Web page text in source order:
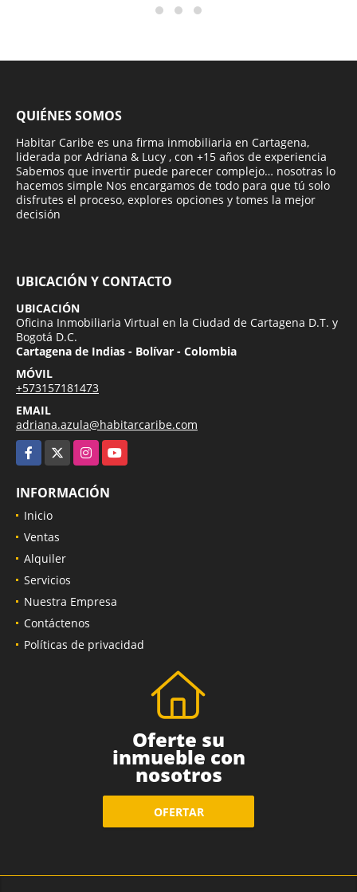
QUIÉNES SOMOS
Habitar Caribe es una firma inmobiliaria en Cartagena,
liderada por Adriana & Lucy , con +15 años de experiencia
Sabemos que invertir puede parecer complejo… nosotras lo
hacemos simple Nos encargamos de todo para que tú solo
disfrutes el proceso, explores opciones y tomes la mejor
decisión
UBICACIÓN Y CONTACTO
UBICACIÓN
Oficina Inmobiliaria Virtual en la Ciudad de Cartagena D.T. y
Bogotá D.C.
Cartagena de Indias - Bolívar - Colombia
MÓVIL
+573157181473
EMAIL
adriana.azula@habitarcaribe.com
Facebook
InstagramYouTube
INFORMACIÓN
Inicio
Ventas
Alquiler
Servicios
Nuestra Empresa
Contáctenos
Políticas de privacidad
Oferte su
inmueble con
nosotros
OFERTAR